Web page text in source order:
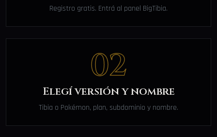
Registro gratis. Entrá al panel BigTibia.
02
Elegí versión y nombre
Tibia o Pokémon, plan, subdominio y nombre.